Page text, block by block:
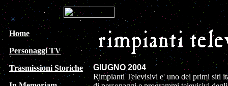
Home
Personaggi TV
Trasmissioni Storiche
GIUGNO 2004
Rimpianti Televisivi e' uno dei primi siti